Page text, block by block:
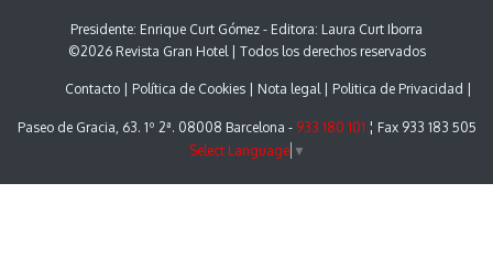
Presidente: Enrique Curt Gómez - Editora: Laura Curt Iborra
©2026 Revista Gran Hotel | Todos los derechos reservados
Contacto Política de Cookies Nota legal Politica de Privacidad
Paseo de Gracia, 63. 1º 2ª. 08008 Barcelona - 933 180 101 ¦ Fax 933 183 505
Select Language ▼